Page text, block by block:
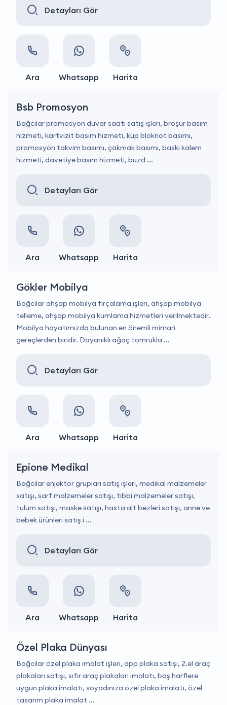
Detayları Gör
Ara Whatsapp Harita
Bsb Promosyon
Bağcılar promosyon duvar saati satış işleri, broşür basım
hizmeti, kartvizit basım hizmeti, küp bloknot basımı,
promosyon takvim basımı, çakmak basımı, baskı kalem
hizmeti, davetiye basım hizmeti, buzd ...
Detayları Gör
Ara Whatsapp Harita
Gökler Mobilya
Bağcılar ahşap mobilya fırçalama işleri, ahşap mobilya
telleme, ahşap mobilya kumlama hizmetleri verilmektedir.
Mobilya hayatımızda bulunan en önemli mimari
gereçlerden biridir. Dayanıklı ağaç tomrukla ...
Detayları Gör
Ara Whatsapp Harita
Epione Medikal
Bağcılar enjektör grupları satış işleri, medikal malzemeler
satışı, sarf malzemeler satışı, tıbbi malzemeler satışı,
tulum satışı, maske satışı, hasta alt bezleri satışı, anne ve
bebek ürünleri satış i ...
Detayları Gör
Ara Whatsapp Harita
Özel Plaka Dünyası
Bağcılar özel plaka imalat işleri, app plaka satışı, 2.el araç
plakaları satışı, sıfır araç plakaları imalatı, baş harflere
uygun plaka imalatı, soyadınıza özel plaka imalatı, özel
tasarım plaka imalat ...